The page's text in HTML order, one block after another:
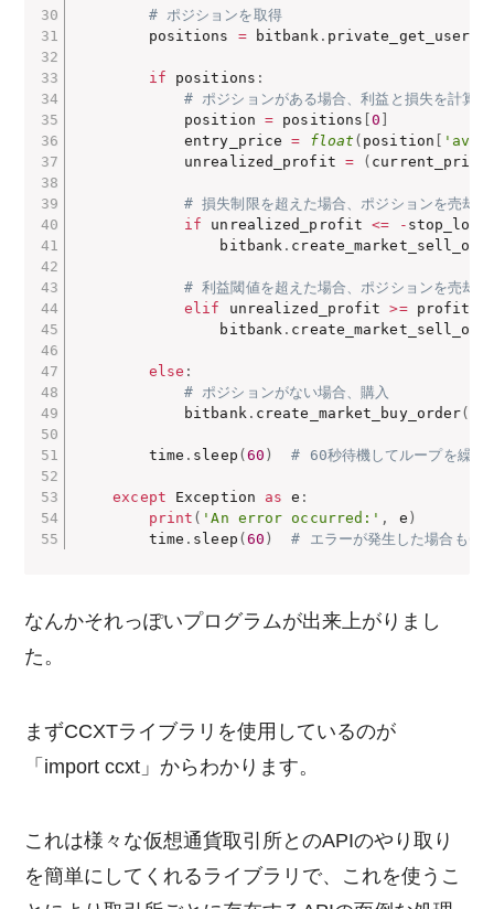
# ポジションを取得
        positions
= bitbank .
if positions :
# ポジションがある場合、利益と損失を計算
            position
= positions [0
            entry_price
= float ( position
            unrealized_profit
= (
# 損失制限を超えた場合、ポジションを売却
if unrealized_profit <= -
                bitbank
.
# 利益閾値を超えた場合、ポジションを売却
elif unrealized_profit >=
                bitbank
.
else :
# ポジションがない場合、購入
            bitbank
. create_market_buy_order(
        time
. sleep ( 60 ) # 60秒待機してループを繰り
except Exception as e :
print ( 'An error occurred:' , e )
        time
. sleep ( 60 ) # エラーが発生した場合も60
なんかそれっぽいプログラムが出来上がりまし
た。
まずCCXTライブラリを使用しているのが
「import ccxt」からわかります。
これは様々な仮想通貨取引所とのAPIのやり取り
を簡単にしてくれるライブラリで、これを使うこ